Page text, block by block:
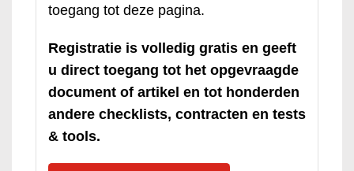
toegang tot deze pagina.
Registratie is volledig gratis en geeft
u direct toegang tot het opgevraagde
document of artikel en tot honderden
andere checklists, contracten en tests
& tools.